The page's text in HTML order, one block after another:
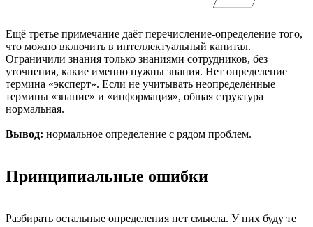
Ещё третье примечание даёт перечисление-определение того,
что можно включить в интеллектуальный капитал.
Ограничили знания только знаниями сотрудников, без
уточнения, какие именно нужны знания. Нет определение
термина «эксперт». Если не учитывать неопределённые
термины «знание» и «информация», общая структура
нормальная.
Вывод: нормальное определение с рядом проблем.
Принципиальные ошибки
Разбирать остальные определения нет смысла. У них буду те